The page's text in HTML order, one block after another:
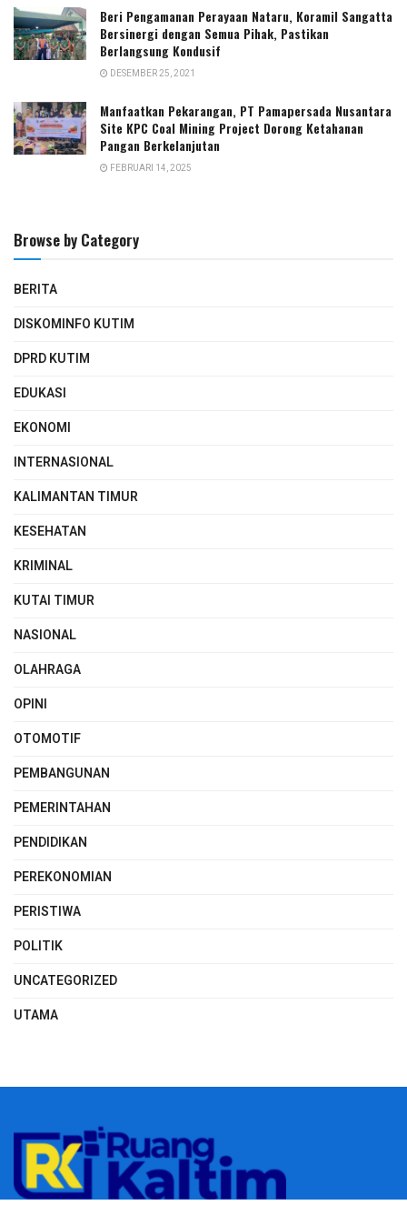
Beri Pengamanan Perayaan Nataru, Koramil Sangatta
Bersinergi dengan Semua Pihak, Pastikan
Berlangsung Kondusif
DESEMBER 25, 2021
Manfaatkan Pekarangan, PT Pamapersada Nusantara
Site KPC Coal Mining Project Dorong Ketahanan
Pangan Berkelanjutan
FEBRUARI 14, 2025
Browse by Category
BERITA
DISKOMINFO KUTIM
DPRD KUTIM
EDUKASI
EKONOMI
INTERNASIONAL
KALIMANTAN TIMUR
KESEHATAN
KRIMINAL
KUTAI TIMUR
NASIONAL
OLAHRAGA
OPINI
OTOMOTIF
PEMBANGUNAN
PEMERINTAHAN
PENDIDIKAN
PEREKONOMIAN
PERISTIWA
POLITIK
UNCATEGORIZED
UTAMA